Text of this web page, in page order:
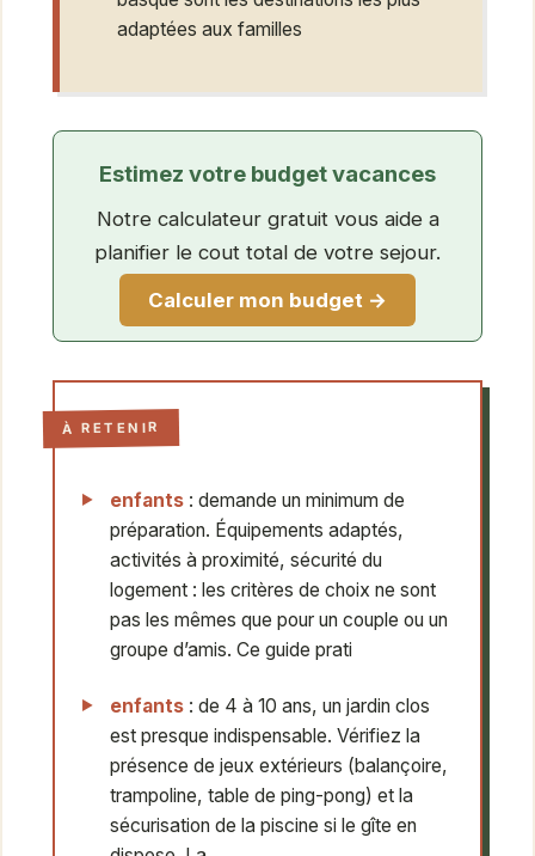
adaptées aux familles
Estimez votre budget vacances
Notre calculateur gratuit vous aide a
planifier le cout total de votre sejour.
Calculer mon budget →
À RETENIR
enfants : demande un minimum de
préparation. Équipements adaptés,
activités à proximité, sécurité du
logement : les critères de choix ne sont
pas les mêmes que pour un couple ou un
groupe d’amis. Ce guide prati
enfants : de 4 à 10 ans, un jardin clos
est presque indispensable. Vérifiez la
présence de jeux extérieurs (balançoire,
trampoline, table de ping-pong) et la
sécurisation de la piscine si le gîte en